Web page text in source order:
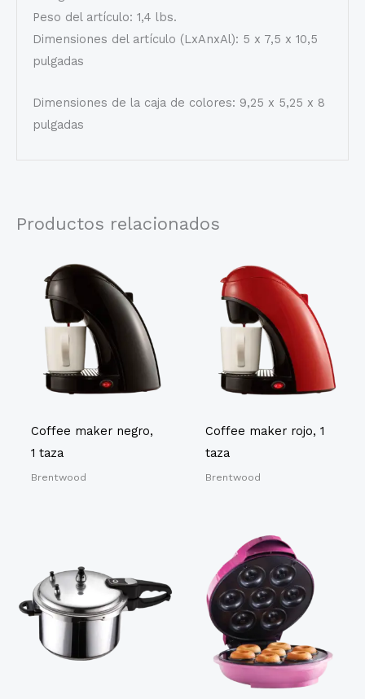
Peso del artículo: 1,4 lbs.
Dimensiones del artículo (LxAnxAl): 5 x 7,5 x 10,5
pulgadas
Dimensiones de la caja de colores: 9,25 x 5,25 x 8
pulgadas
Productos relacionados
Coffee maker negro,
1 taza
Brentwood
Coffee maker rojo, 1
taza
Brentwood